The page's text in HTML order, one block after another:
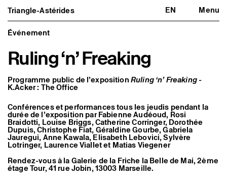
Triangle-Astérides EN Menu
Triangle-Astérides
Centre d’art contemporain
d’intérêt national
et résidence internationale d'artistes
Fermer
Présentation
Équipe et gouvernance
Partenaires et réseaux
Adhérer / nous soutenir
Rapports d'activité
Informations pratiques
Programmation
Agenda : en cours et à venir
Expositions
Événements
Programmation éditoriale
Événement
Ruling ‘n’ Freaking
Programme public de l’expositionRuling ‘n’ Freaking-
K.Acker : The Office
Conférences et performances tous les jeudis pendant la
durée de l’exposition par Fabienne Audéoud, Rosi
Braidotti, Louise Briggs, Catherine Corringer, Dorothée
Dupuis, Christophe Fiat, Géraldine Gourbe, Gabriela
Jauregui, Anne Kawala, Elisabeth Lebovici, Sylvère
Lotringer, Laurence Viallet et Matias Viegener
Rendez-vous à la Galerie de la Friche la Belle de Mai, 2ème
étage Tour, 41 rue Jobin, 13003 Marseille.